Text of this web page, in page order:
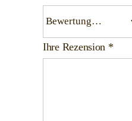
Ihre Rezension *